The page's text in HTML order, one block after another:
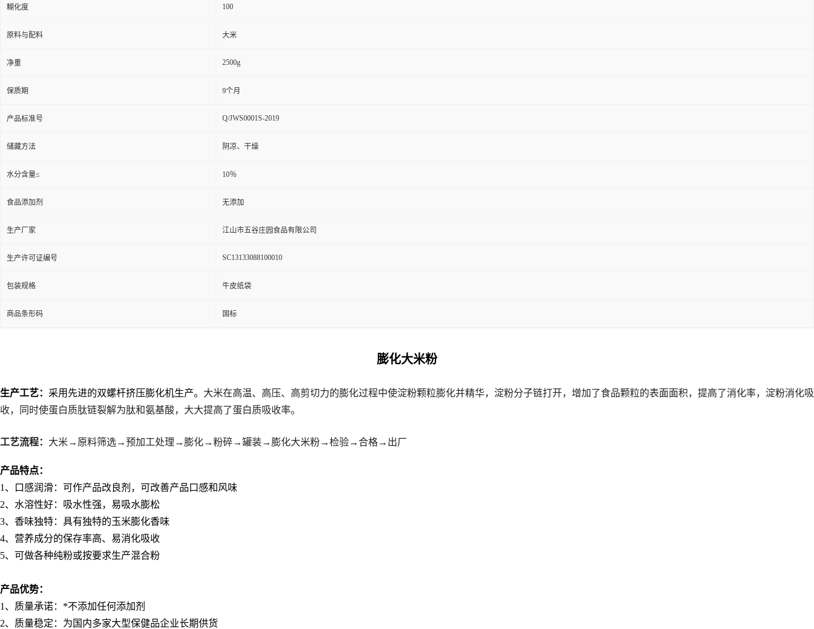
糊化度 100
原料与配料 大米
净重 2500g
保质期 9个月
产品标准号 Q/JWS0001S-2019
储藏方法 阴凉、干燥
水分含量≤ 10％
食品添加剂 无添加
生产厂家 江山市五谷庄园食品有限公司
生产许可证编号 SC13133088100010
包装规格 牛皮纸袋
商品条形码 国标
膨化大米粉
生产工艺： 采用先进的双螺杆挤压膨化机生产。 大米在高温、高压、高剪切力的膨化过程中使淀粉颗粒膨化并精华，淀粉分子链打开，增加了食品颗粒的表面面积，提高了消化率，淀粉消化吸
收，同时使蛋白质肽链裂解为肽和氨基酸，大大提高了蛋白质吸收率。
工艺流程： 大米→原料筛选→预加工处理→膨化→粉碎→罐装→膨化大米粉→检验→合格→出厂
产品特点：
1 、口感润滑：可作产品改良剂，可改善产品口感和风味
2、水溶性好：吸水性强，易吸水膨松
3、香味独特：具有独特的玉米膨化香味
4、营养成分的保存率高、易消化吸收
5、可做各种纯粉或按要求生产混合粉
产品优势：
1 、质量承诺：*不添加任何添加剂
2、质量稳定：为国内多家大型保健品企业长期供货